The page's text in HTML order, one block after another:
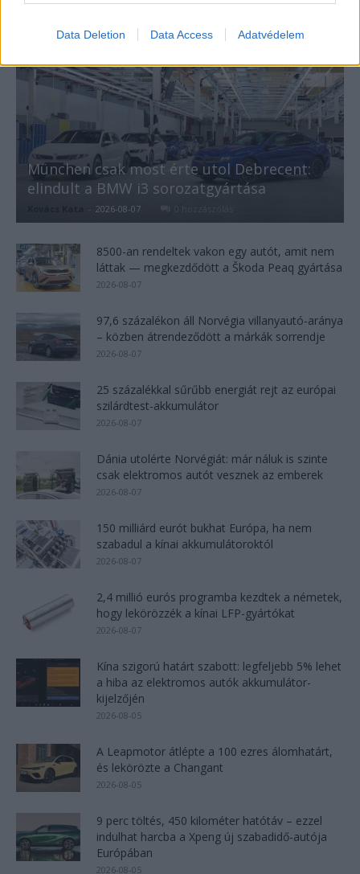
Data Deletion Data Access Adatvédelem
Legutolsó postok
München csak most érte utol Debrecent:
elindult a BMW i3 sorozatgyártása
- 2026-08-07
8500-an rendeltek vakon egy autót, amit nem
láttak — megkezdődött a Škoda Peaq gyártása
2026-08-07
97,6 százalékon áll Norvégia villanyautó-aránya
– közben átrendeződött a márkák sorrendje
2026-08-07
25 százalékkal sűrűbb energiát rejt az európai
szilárdtest-akkumulátor
2026-08-07
Dánia utolérte Norvégiát: már náluk is szinte
csak elektromos autót vesznek az emberek
2026-08-07
150 milliárd eurót bukhat Európa, ha nem
szabadul a kínai akkumulátoroktól
2026-08-07
2,4 millió eurós programba kezdtek a németek,
hogy lekörözzék a kínai LFP-gyártókat
2026-08-07
Kína szigorú határt szabott: legfeljebb 5% lehet
a hiba az elektromos autók akkumulátor-
kijelzőjén
2026-08-05
A Leapmotor átlépte a 100 ezres álomhatárt,
és lekörözte a Changant
2026-08-05
9 perc töltés, 450 kilométer hatótáv – ezzel
indulhat harcba a Xpeng új szabadidő-autója
Európában
2026-08-05